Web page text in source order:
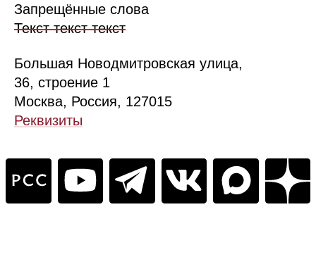
Запрещённые слова
Текст текст текст
Большая Новодмитровская улица,
36, строение 1
Москва, Россия, 127015
Реквизиты